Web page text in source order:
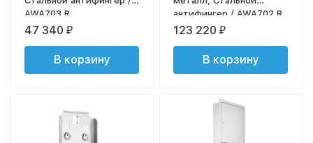
AWA703.R
47 340₽
В корзину
антифингер / AWA702.R
123 220₽
В корзину